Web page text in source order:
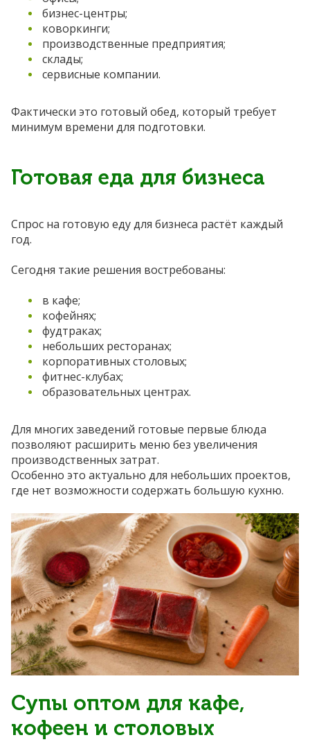
бизнес-центры;
коворкинги;
производственные предприятия;
склады;
сервисные компании.
Фактически это готовый обед, который требует
минимум времени для подготовки.
Готовая еда для бизнеса
Спрос на готовую еду для бизнеса растёт каждый
год.
Сегодня такие решения востребованы:
в кафе;
кофейнях;
фудтраках;
небольших ресторанах;
корпоративных столовых;
фитнес-клубах;
образовательных центрах.
Для многих заведений готовые первые блюда
позволяют расширить меню без увеличения
производственных затрат.
Особенно это актуально для небольших проектов,
где нет возможности содержать большую кухню.
Супы оптом для кафе,
кофеен и столовых